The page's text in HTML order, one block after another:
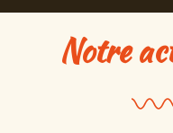
Notre